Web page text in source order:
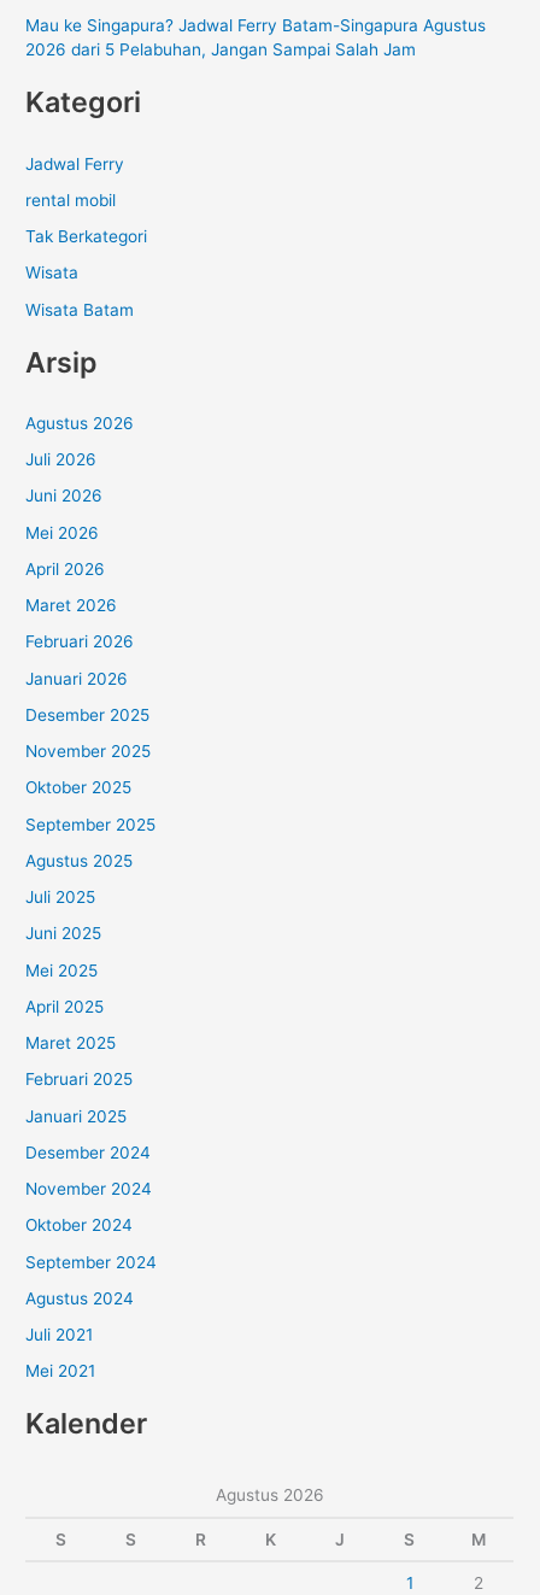
Mau ke Singapura? Jadwal Ferry Batam-Singapura Agustus
2026 dari 5 Pelabuhan, Jangan Sampai Salah Jam
Kategori
Jadwal Ferry
rental mobil
Tak Berkategori
Wisata
Wisata Batam
Arsip
Agustus 2026
Juli 2026
Juni 2026
Mei 2026
April 2026
Maret 2026
Februari 2026
Januari 2026
Desember 2025
November 2025
Oktober 2025
September 2025
Agustus 2025
Juli 2025
Juni 2025
Mei 2025
April 2025
Maret 2025
Februari 2025
Januari 2025
Desember 2024
November 2024
Oktober 2024
September 2024
Agustus 2024
Juli 2021
Mei 2021
Kalender
Agustus 2026
S S R K J S M
1 2